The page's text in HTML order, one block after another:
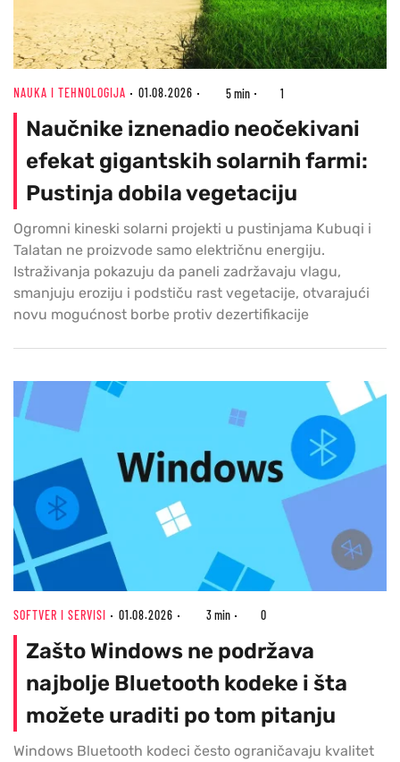
NAUKA I TEHNOLOGIJA 01.08.2026 5 min 1
Naučnike iznenadio neočekivani
efekat gigantskih solarnih farmi:
Pustinja dobila vegetaciju
Ogromni kineski solarni projekti u pustinjama Kubuqi i
Talatan ne proizvode samo električnu energiju.
Istraživanja pokazuju da paneli zadržavaju vlagu,
smanjuju eroziju i podstiču rast vegetacije, otvarajući
novu mogućnost borbe protiv dezertifikacije
SOFTVER I SERVISI 01.08.2026 3 min 0
Zašto Windows ne podržava
najbolje Bluetooth kodeke i šta
možete uraditi po tom pitanju
Windows Bluetooth kodeci često ograničavaju kvalitet